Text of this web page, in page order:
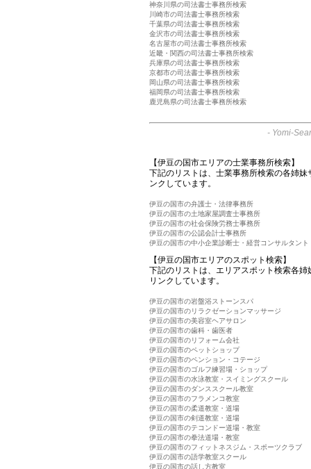
神奈川県の司法書士事務所検索
川崎市の司法書士事務所検索
千葉県の司法書士事務所検索
金沢市の司法書士事務所検索
名古屋市の司法書士事務所検索
近畿・関西の司法書士事務所検索
兵庫県の司法書士事務所検索
京都市の司法書士事務所検索
岡山県の司法書士事務所検索
福岡県の司法書士事務所検索
鹿児島県の司法書士事務所検索
- Yomi-
【伊豆の国市エリアの士業事務所検索】
下記のリストは、士業事務所検索の各姉
ンクしています。
伊豆の国市の弁護士・法律事務所
伊豆の国市の土地家屋調査士事務所
伊豆の国市の社会保険労務士事務所
伊豆の国市の公認会計士事務所
伊豆の国市の中小企業診断士・経営コンサルタント
【伊豆の国市エリアのスポット検索】
下記のリストは、エリアスポット検索各
リンクしています。
伊豆の国市の岩盤浴ストーンスパ
伊豆の国市のリラクゼーションマッサージ
伊豆の国市の美容室ヘアサロン
伊豆の国市の歯科・歯医者
伊豆の国市のリフォーム会社
伊豆の国市のペットショップ
伊豆の国市のペンション・コテージ
伊豆の国市のゴルフ練習場・ショップ
伊豆の国市の水泳教室・スイミングスクール
伊豆の国市のダンススクール教室
伊豆の国市のフラメンコ教室
伊豆の国市の柔道教室・道場
伊豆の国市の剣道教室・道場
伊豆の国市のテコンドー道場・教室
伊豆の国市の拳法道場・教室
伊豆の国市のフィットネスジム・スポーツクラブ
伊豆の国市の語学教室スクール
伊豆の国市の話し方教室